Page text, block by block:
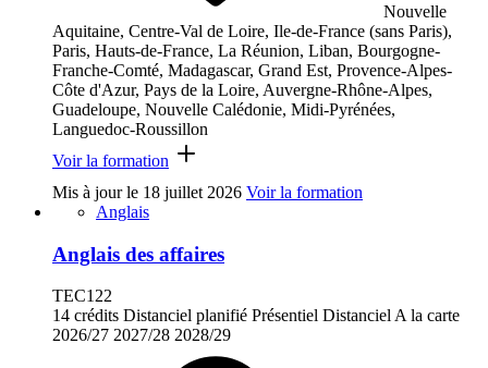
Nouvelle
Aquitaine, Centre-Val de Loire, Ile-de-France (sans Paris),
Paris, Hauts-de-France, La Réunion, Liban, Bourgogne-
Franche-Comté, Madagascar, Grand Est, Provence-Alpes-
Côte d'Azur, Pays de la Loire, Auvergne-Rhône-Alpes,
Guadeloupe, Nouvelle Calédonie, Midi-Pyrénées,
Languedoc-Roussillon
Voir la formation
Mis à jour le 18 juillet 2026 Voir la formation
Anglais
Anglais des affaires
TEC122
14 crédits Distanciel planifié Présentiel Distanciel A la carte
2026/27 2027/28 2028/29